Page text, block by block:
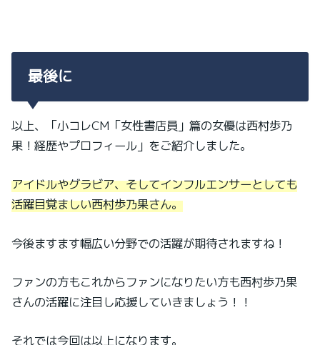
最後に
以上、「小コレCM「女性書店員」篇の女優は西村歩乃
果！経歴やプロフィール」をご紹介しました。
アイドルやグラビア、そしてインフルエンサーとしても
活躍目覚ましい西村歩乃果さん。
今後ますます幅広い分野での活躍が期待されますね！
ファンの方もこれからファンになりたい方も西村歩乃果
さんの活躍に注目し応援していきましょう！！
それでは今回は以上になります。